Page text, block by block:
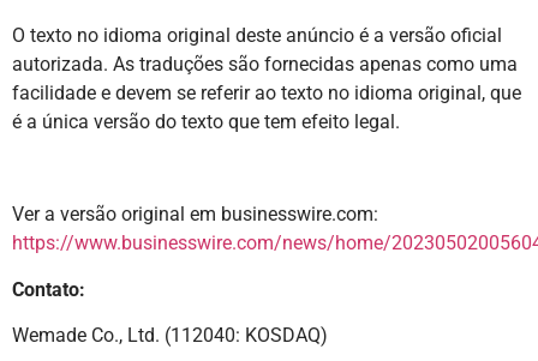
O texto no idioma original deste anúncio é a versão oficial
autorizada. As traduções são fornecidas apenas como uma
facilidade e devem se referir ao texto no idioma original, que
é a única versão do texto que tem efeito legal.
Ver a versão original em businesswire.com:
https://www.businesswire.com/news/home/
Contato:
Wemade Co., Ltd. (112040: KOSDAQ)